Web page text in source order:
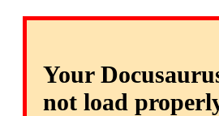
Your
not load